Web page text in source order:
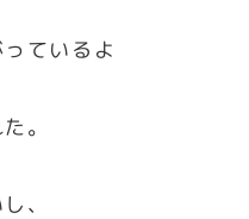
ているよ
。
、